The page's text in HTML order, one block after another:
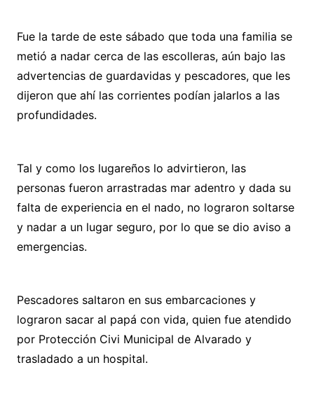
Fue la tarde de este sábado que toda una familia se
metió a nadar cerca de las escolleras, aún bajo las
advertencias de guardavidas y pescadores, que les
dijeron que ahí las corrientes podían jalarlos a las
profundidades.
Tal y como los lugareños lo advirtieron, las
personas fueron arrastradas mar adentro y dada su
falta de experiencia en el nado, no lograron soltarse
y nadar a un lugar seguro, por lo que se dio aviso a
emergencias.
Pescadores saltaron en sus embarcaciones y
lograron sacar al papá con vida, quien fue atendido
por Protección Civi Municipal de Alvarado y
trasladado a un hospital.